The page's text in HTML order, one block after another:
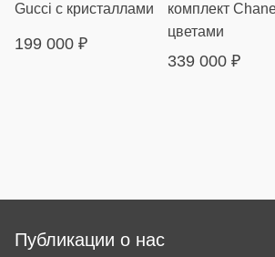
Gucci с кристаллами
199 000 ₽
комплект
цветами
339 000 ₽
Публикации о нас